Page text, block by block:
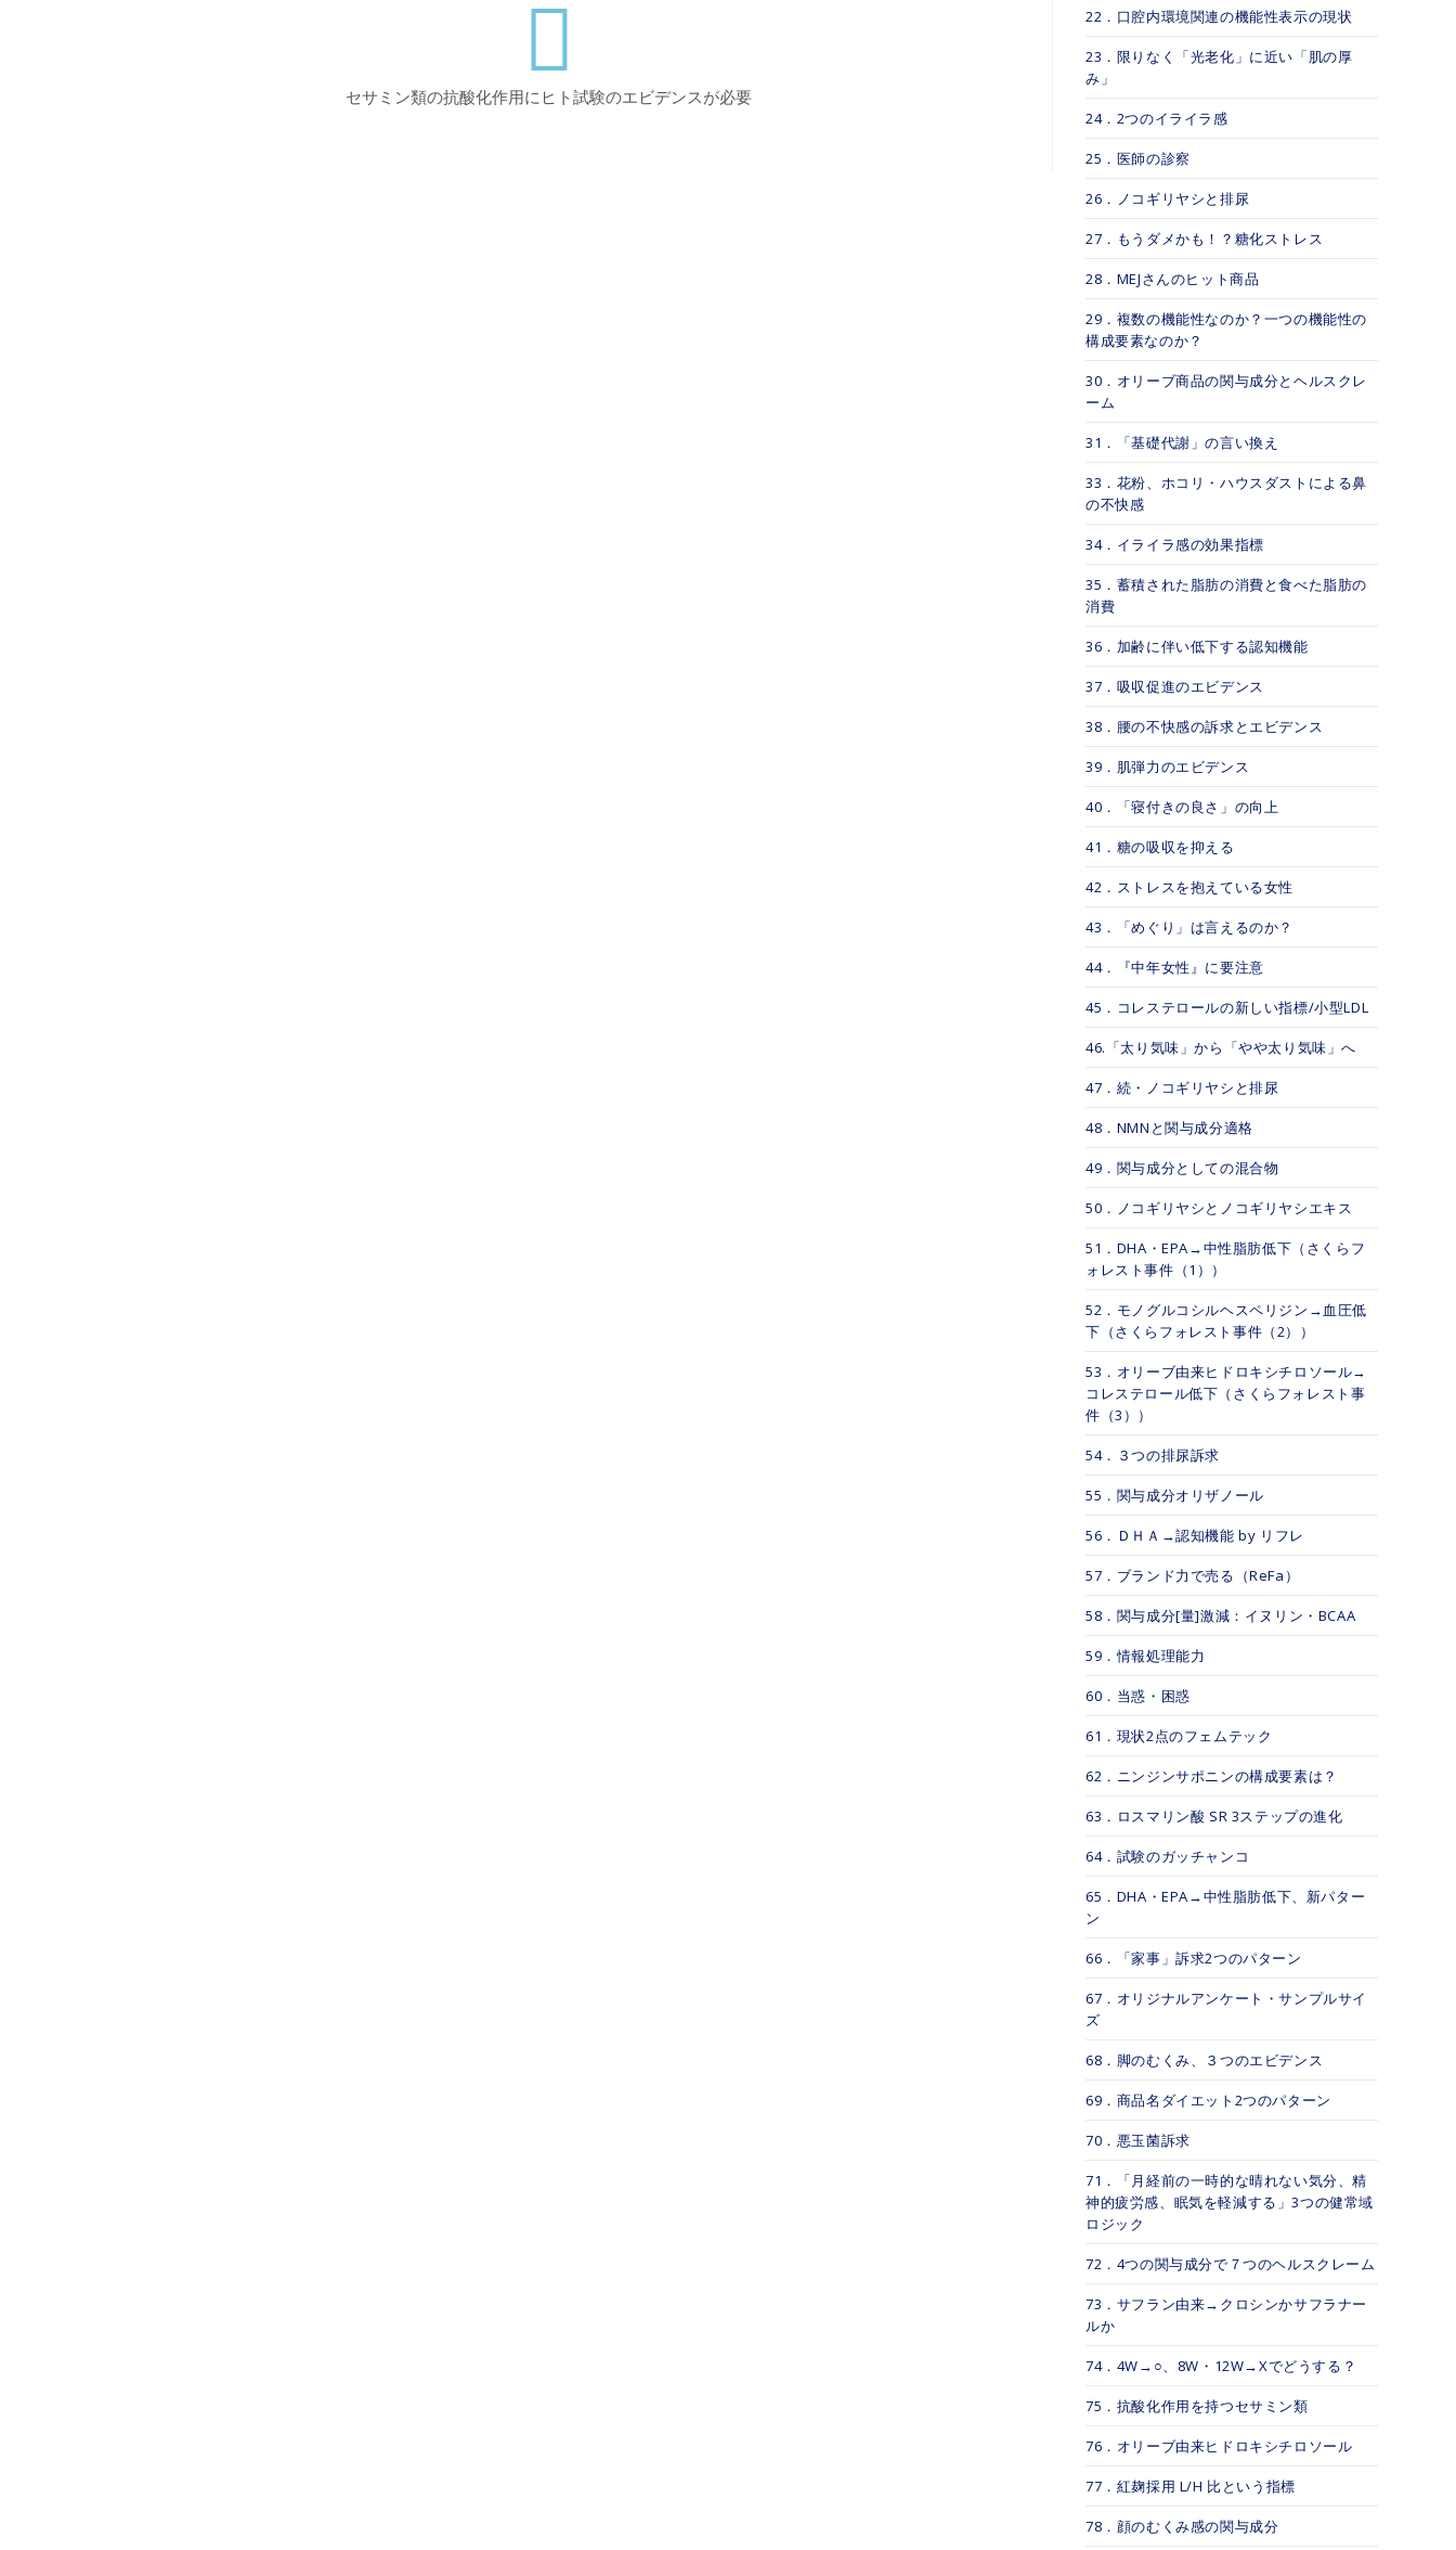
セサミン類の抗酸化作用にヒト試験のエビデンスが必要
22．口腔内環境関連の機能性表示の現状
23．限りなく「光老化」に近い「肌の厚
み」
24．2つのイライラ感
25．医師の診察
26．ノコギリヤシと排尿
27．もうダメかも！？糖化ストレス
28．MEJさんのヒット商品
29．複数の機能性なのか？一つの機能性の
構成要素なのか？
30．オリーブ商品の関与成分とヘルスクレ
ーム
31．「基礎代謝」の言い換え
33．花粉、ホコリ・ハウスダストによる鼻
の不快感
34．イライラ感の効果指標
35．蓄積された脂肪の消費と食べた脂肪の
消費
36．加齢に伴い低下する認知機能
37．吸収促進のエビデンス
38．腰の不快感の訴求とエビデンス
39．肌弾力のエビデンス
40．「寝付きの良さ」の向上
41．糖の吸収を抑える
42．ストレスを抱えている女性
43．「めぐり」は言えるのか？
44．『中年女性』に要注意
45．コレステロールの新しい指標/小型LDL
46.「太り気味」から「やや太り気味」へ
47．続・ノコギリヤシと排尿
48．NMNと関与成分適格
49．関与成分としての混合物
50．ノコギリヤシとノコギリヤシエキス
51．DHA・EPA→中性脂肪低下（さくらフ
ォレスト事件（1））
52．モノグルコシルヘスペリジン→血圧低
下（さくらフォレスト事件（2））
53．オリーブ由来ヒドロキシチロソール→
コレステロール低下（さくらフォレスト事
件（3））
54．３つの排尿訴求
55．関与成分オリザノール
56．ＤＨＡ→認知機能 by リフレ
57．ブランド力で売る（ReFa）
58．関与成分[量]激減：イヌリン・BCAA
59．情報処理能力
60．当惑・困惑
61．現状2点のフェムテック
62．ニンジンサポニンの構成要素は？
63．ロスマリン酸 SR 3ステップの進化
64．試験のガッチャンコ
65．DHA・EPA→中性脂肪低下、新パター
ン
66．「家事」訴求2つのパターン
67．オリジナルアンケート・サンプルサイ
ズ
68．脚のむくみ、３つのエビデンス
69．商品名ダイエット2つのパターン
70．悪玉菌訴求
71．「月経前の一時的な晴れない気分、精
神的疲労感、眠気を軽減する」3つの健常域
ロジック
72．4つの関与成分で７つのヘルスクレーム
73．サフラン由来→クロシンかサフラナー
ルか
74．4W→○、8W・12W→Xでどうする？
75．抗酸化作用を持つセサミン類
76．オリーブ由来ヒドロキシチロソール
77．紅麹採用 L/H 比という指標
78．顔のむくみ感の関与成分